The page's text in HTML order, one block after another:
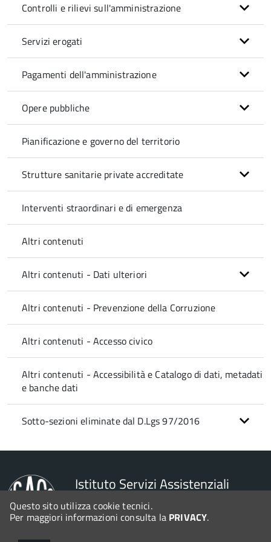
Questo sito utilizza cookie tecnici.
Per maggiori informazioni consulta la PRIVACY.
Controlli e rilievi sull'amministrazione
Servizi erogati
Pagamenti dell'amministrazione
Opere pubbliche
Pianificazione e governo del territorio
Strutture sanitarie private accreditate
Interventi straordinari e di emergenza
Altri contenuti
Altri contenuti - Dati ulteriori
Altri contenuti - Prevenzione della Corruzione
Altri contenuti - Accesso civico
Altri contenuti - Accessibilità e Catalogo di dati, metadati
e banche dati
Sotto-sezioni eliminate dal D.Lgs 97/2016
Istituto Servizi Assistenziali
Cima Colbacchini